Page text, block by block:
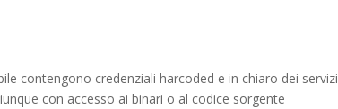
contengono credenziali harcoded e in chiaro dei servizi
con accesso ai binari o al codice sorgente